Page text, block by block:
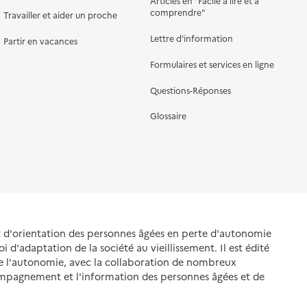
Travailler et aider un proche
Partir en vacances
comprendre"
Lettre d'information
Formulaires et services en ligne
Questions-Réponses
Glossaire
des personnes âgées en perte d'autonomie
d'adaptation de la société au vieillissement. Il est édité
l'autonomie, avec la collaboration de nombreux
et l'information des personnes âgées et de